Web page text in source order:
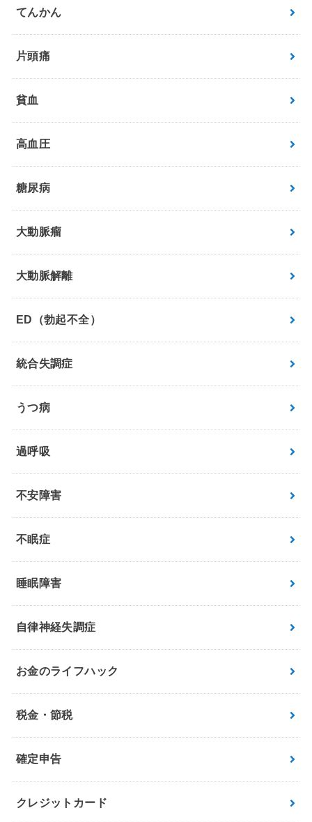
てんかん
片頭痛
貧血
高血圧
糖尿病
大動脈瘤
大動脈解離
ED（勃起不全）
統合失調症
うつ病
過呼吸
不安障害
不眠症
睡眠障害
自律神経失調症
お金のライフハック
税金・節税
確定申告
クレジットカード